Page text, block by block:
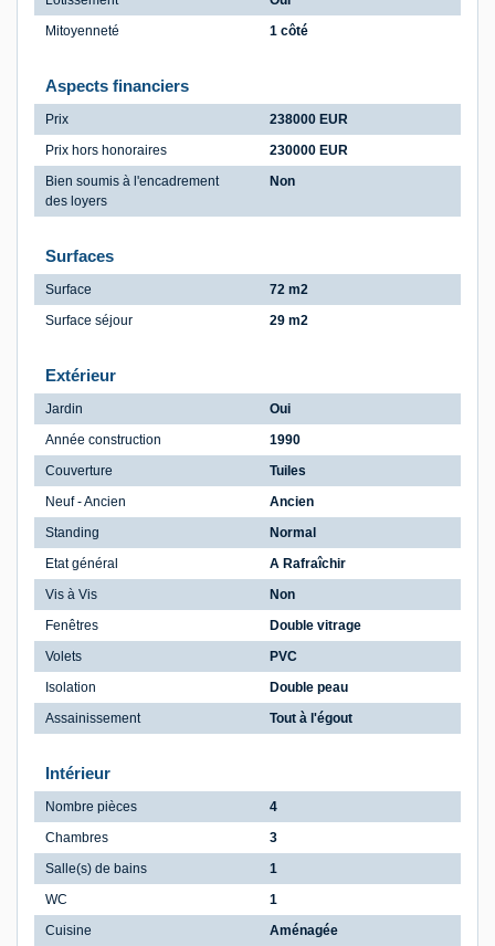
Mitoyenneté
1 côté
Aspects financiers
Prix
238000 EUR
Prix hors honoraires
230000 EUR
Bien soumis à l'encadrement
des loyers
Non
Surfaces
Surface
72 m2
Surface séjour
29 m2
Extérieur
Jardin
Oui
Année construction
1990
Couverture
Tuiles
Neuf - Ancien
Ancien
Standing
Normal
Etat général
A Rafraîchir
Vis à Vis
Non
Fenêtres
Double vitrage
Volets
PVC
Isolation
Double peau
Assainissement
Tout à l'égout
Intérieur
Nombre pièces
4
Chambres
3
Salle(s) de bains
1
WC
1
Cuisine
Aménagée